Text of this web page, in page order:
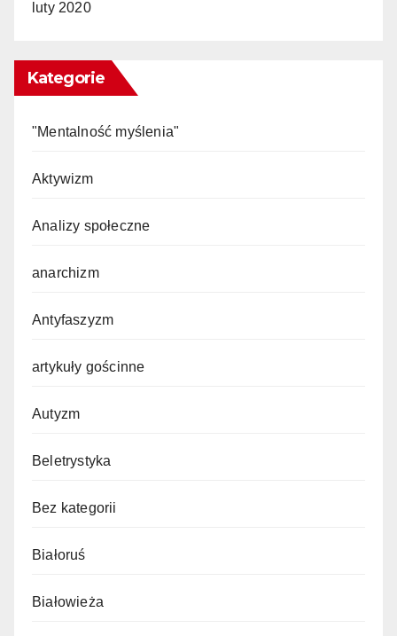
luty 2020
Kategorie
"Mentalność myślenia"
Aktywizm
Analizy społeczne
anarchizm
Antyfaszyzm
artykuły gościnne
Autyzm
Beletrystyka
Bez kategorii
Białoruś
Białowieża